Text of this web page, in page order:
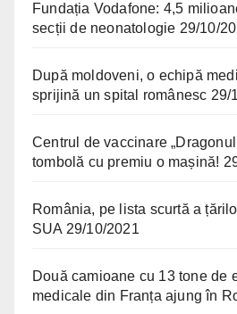
Fundația Vodafone: 4,5
secții de neonatologie 29/10/
După moldoveni, o echipă
sprijină un spital românesc 29/
Centrul de vaccinare
tombolă cu premiu o mașină!
România, pe lista scurtă a
SUA 29/10/2021
Două camioane cu 13 tone de
medicale din Franța ajung în